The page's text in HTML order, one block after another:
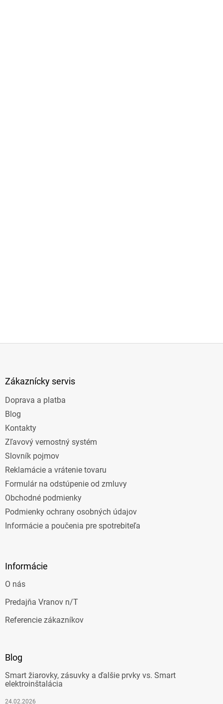
Zákaznícky servis
Doprava a platba
Blog
Kontakty
Zľavový vernostný systém
Slovník pojmov
Reklamácie a vrátenie tovaru
Formulár na odstúpenie od zmluvy
Obchodné podmienky
Podmienky ochrany osobných údajov
Informácie a poučenia pre spotrebiteľa
Informácie
O nás
Predajňa Vranov n/T
Referencie zákazníkov
Blog
Smart žiarovky, zásuvky a ďalšie prvky vs. Smart
elektroinštalácia
24.02.2026